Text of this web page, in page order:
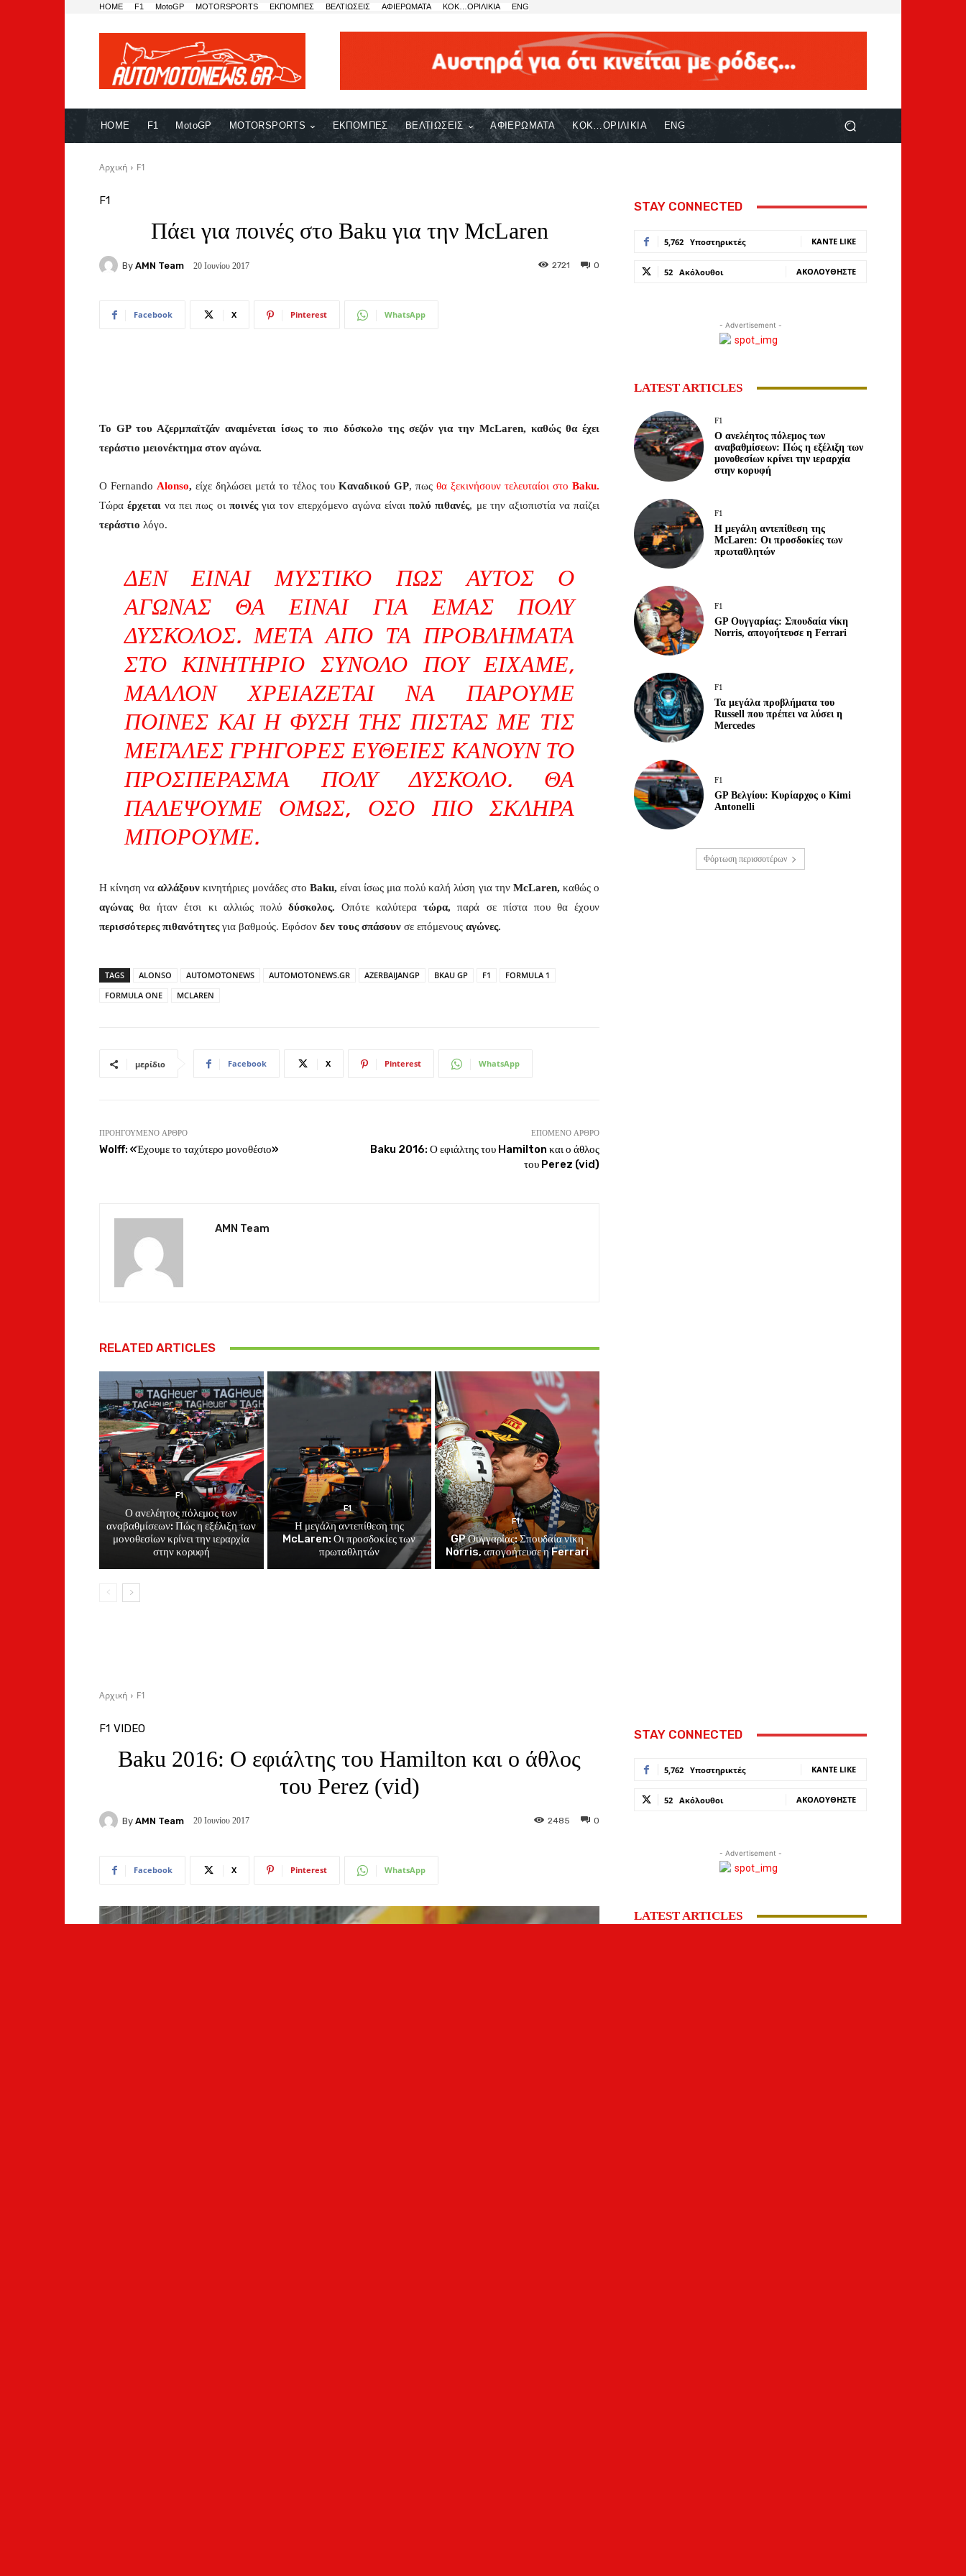
HOME F1 MotoGP MOTORSPORTS ΕΚΠΟΜΠΕΣ ΒΕΛΤΙΩΣΕΙΣ ΑΦΙΕΡΩΜΑΤΑ ΚΟΚ…ΟΡΙΛΙΚΙΑ ENG
HOME F1 MotoGP MOTORSPORTS ΕΚΠΟΜΠΕΣ ΒΕΛΤΙΩΣΕΙΣ ΑΦΙΕΡΩΜΑΤΑ ΚΟΚ…ΟΡΙΛΙΚΙΑ ENG
Αρχική F1
F1
Πάει για ποινές στο Baku για την McLaren
By AMN Team 20 Ιουνίου 2017 0
2721
Facebook X Pinterest WhatsApp
To GP του Αζερμπαϊτζάν αναμένεται ίσως το πιο δύσκολο της σεζόν για την McLaren, καθώς θα έχει
τεράστιο μειονέκτημα στον αγώνα.
Ο Fernando Alonso, είχε δηλώσει μετά το τέλος του Καναδικού GP, πως θα ξεκινήσουν τελευταίοι στο Baku.
Τώραέρχεται να πει πως οι ποινέςγια τον επερχόμενο αγώνα είναιπολύ πιθανές, με την αξιοπιστία να παίζει
τεράστιο λόγο.
ΔΕΝ ΕΊΝΑΙ ΜΥΣΤΙΚΌ ΠΩΣ ΑΥΤΌΣ Ο
ΑΓΏΝΑΣ ΘΑ ΕΊΝΑΙ ΓΙΑ ΕΜΆΣ ΠΟΛΎ
ΔΎΣΚΟΛΟΣ. ΜΕΤΆ ΑΠΌ ΤΑ ΠΡΟΒΛΉΜΑΤΑ
ΣΤΟ ΚΙΝΗΤΉΡΙΟ ΣΎΝΟΛΟ ΠΟΥ ΕΊΧΑΜΕ,
ΜΆΛΛΟΝ ΧΡΕΙΆΖΕΤΑΙ ΝΑ ΠΆΡΟΥΜΕ
ΠΟΙΝΈΣ ΚΑΙ Η ΦΎΣΗ ΤΗΣ ΠΊΣΤΑΣ ΜΕ ΤΙΣ
ΜΕΓΆΛΕΣ ΓΡΉΓΟΡΕΣ ΕΥΘΕΊΕΣ ΚΆΝΟΥΝ ΤΟ
ΠΡΟΣΠΈΡΑΣΜΑ ΠΟΛΎ ΔΎΣΚΟΛΟ. ΘΑ
ΠΑΛΈΨΟΥΜΕ ΌΜΩΣ, ΌΣΟ ΠΙΟ ΣΚΛΗΡΆ
ΜΠΟΡΟΎΜΕ.
Η κίνηση νααλλάξουν κινητήριες μονάδες στο Baku,είναι ίσως μια πολύ καλή λύση για την McLaren,καθώς ο
αγώναςθα ήταν έτσι κι αλλιώς πολύ δύσκολος. Οπότε καλύτερατώρα, παρά σε πίστα που θα έχουν
περισσότερες πιθανότητεςγια βαθμούς. Εφόσον δεν τους σπάσουν σε επόμενους αγώνες.
TAGS ALONSO AUTOMOTONEWS AUTOMOTONEWS.GR AZERBAIJANGP BKAU GP F1
FORMULA 1
FORMULA ONE
MCLAREN
μερίδιο Facebook X Pinterest WhatsApp
ΠΡΟΗΓΟΎΜΕΝΟ ΆΡΘΡΟ
Wolff: «Έχουμε το ταχύτερο μονοθέσιο»
ΕΠΌΜΕΝΟ ΆΡΘΡΟ
Baku 2016: Ο εφιάλτης του Hamilton και ο άθλος
του Perez (vid)
AMN Team
RELATED ARTICLES
F1
Ο ανελέητος πόλεμος των
αναβαθμίσεων: Πώς η εξέλιξη των
μονοθεσίων κρίνει την ιεραρχία
στην κορυφή
F1
Η μεγάλη αντεπίθεση της
McLaren: Οι προσδοκίες των
πρωταθλητών
F1
GP Ουγγαρίας: Σπουδαία νίκη
Norris, απογοήτευσε η Ferrari
STAY CONNECTED
5,762 Υποστηρικτές ΚΆΝΤΕ LIKE
52 Ακόλουθοι ΑΚΟΛΟΥΘΉΣΤΕ
- Advertisement -
LATEST ARTICLES
F1
Ο ανελέητος πόλεμος των
αναβαθμίσεων: Πώς η εξέλιξη των
μονοθεσίων κρίνει την ιεραρχία
στην κορυφή
F1
Η μεγάλη αντεπίθεση της
McLaren: Οι προσδοκίες των
πρωταθλητών
F1
GP Ουγγαρίας: Σπουδαία νίκη
Norris, απογοήτευσε η Ferrari
F1
Τα μεγάλα προβλήματα του
Russell που πρέπει να λύσει η
Mercedes
F1
GP Βελγίου: Κυρίαρχος ο Kimi
Antonelli
Φόρτωση περισσοτέρων